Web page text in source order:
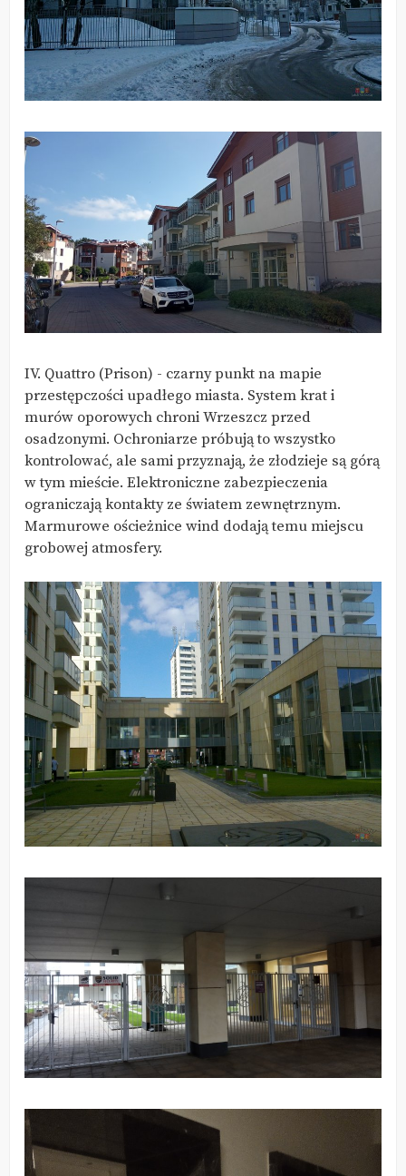
IV. Quattro (Prison) - czarny punkt na mapie
przestępczości upadłego miasta. System krat i
murów oporowych chroni Wrzeszcz przed
osadzonymi. Ochroniarze próbują to wszystko
kontrolować, ale sami przyznają, że złodzieje są górą
w tym mieście. Elektroniczne zabezpieczenia
ograniczają kontakty ze światem zewnętrznym.
Marmurowe ościeżnice wind dodają temu miejscu
grobowej atmosfery.